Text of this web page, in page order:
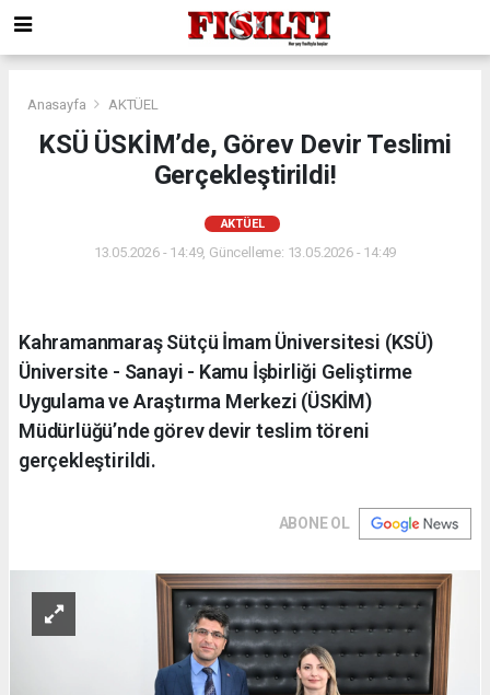
Anasayfa AKTÜEL
KSÜ ÜSKİM’de, Görev Devir Teslimi
Gerçekleştirildi!
AKTÜEL
13.05.2026 - 14:49, Güncelleme: 13.05.2026 - 14:49
Kahramanmaraş Sütçü İmam Üniversitesi (KSÜ)
Üniversite - Sanayi - Kamu İşbirliği Geliştirme
Uygulama ve Araştırma Merkezi (ÜSKİM)
Müdürlüğü’nde görev devir teslim töreni
gerçekleştirildi.
ABONE OL